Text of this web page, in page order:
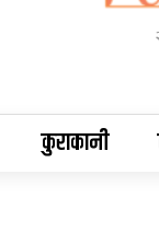
कुराकानी